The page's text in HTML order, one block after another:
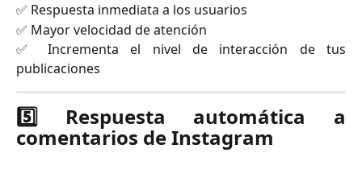
✅ Respuesta inmediata a los usuarios
✅ Mayor velocidad de atención
✅ Incrementa el nivel de interacción de tus
publicaciones
5️⃣ Respuesta automática a
comentarios de Instagram